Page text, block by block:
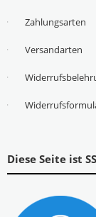
Zahlungsarten
Versandarten
Diese Seite ist